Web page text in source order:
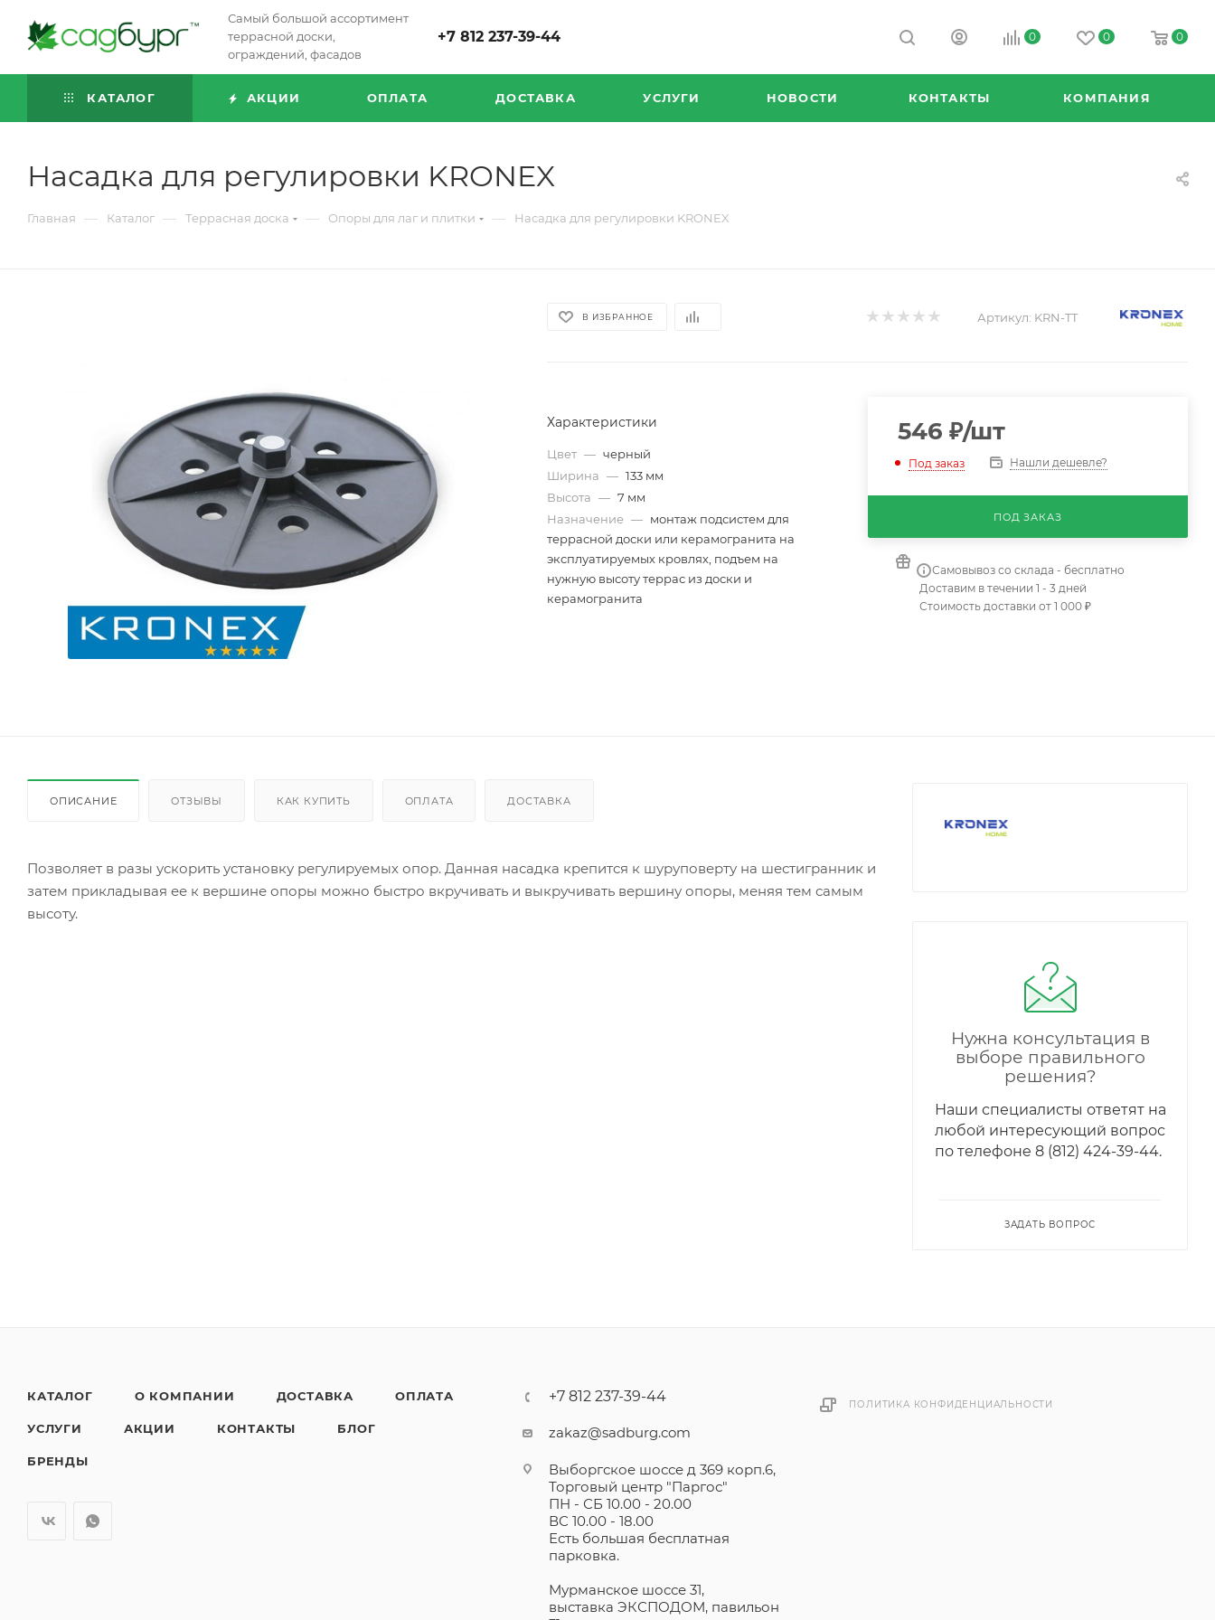
Самый большой ассортимент
террасной доски,
ограждений, фасадов
+7 812 237-39-44 0 0 0
КАТАЛОГ АКЦИИ ОПЛАТА ДОСТАВКА УСЛУГИ НОВОСТИ КОНТАКТЫ КОМПАНИЯ
Насадка для регулировки KRONEX
Главная — Каталог — Террасная доска — Опоры для лаг и плитки — Насадка для регулировки KRONEX
В ИЗБРАННОЕ Артикул: KRN-TT
Характеристики
Цвет — черный
Ширина — 133 мм
Высота — 7 мм
Назначение — монтаж подсистем для
террасной доски или керамогранита на
эксплуатируемых кровлях, подъем на
нужную высоту террас из доски и
керамогранита
546 ₽/шт
Под заказ Нашли дешевле?
ПОД ЗАКАЗ
Самовывоз со склада - бесплатно
Доставим в течении 1 - 3 дней
Стоимость доставки от 1 000 ₽
ОПИСАНИЕ ОТЗЫВЫ КАК КУПИТЬ ОПЛАТА ДОСТАВКА
Позволяет в разы ускорить установку регулируемых опор. Данная насадка крепится к шуруповерту на шестигранник и
затем прикладывая ее к вершине опоры можно быстро вкручивать и выкручивать вершину опоры, меняя тем самым
высоту.
Нужна консультация в
выборе правильного
решения?
Наши специалисты ответят на
любой интересующий вопрос
по телефонe 8 (812) 424-39-44.
ЗАДАТЬ ВОПРОС
КАТАЛОГ О КОМПАНИИ ДОСТАВКА ОПЛАТА
УСЛУГИ АКЦИИ КОНТАКТЫ БЛОГ
БРЕНДЫ
+7 812 237-39-44
zakaz@sadburg.com
Выборгское шоссе д 369 корп.6,
Торговый центр "Паргос"
ПН - СБ 10.00 - 20.00
ВС 10.00 - 18.00
Есть большая бесплатная
парковка.
Мурманское шоссе 31,
выставка ЭКСПОДОМ, павильон
ПОЛИТИКА КОНФИДЕНЦИАЛЬНОСТИ